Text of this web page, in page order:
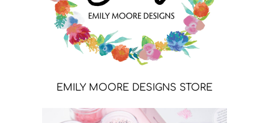
EMILY MOORE DESIGNS STORE